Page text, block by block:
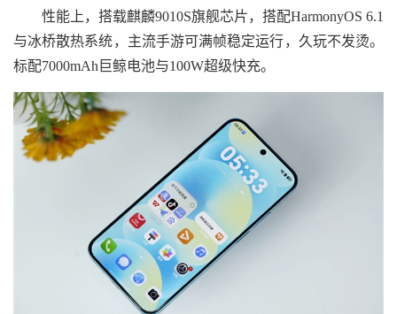
性能上，搭载麒麟9010S旗舰芯片，搭配HarmonyOS 6.1
与冰桥散热系统，主流手游可满帧稳定运行，久玩不发烫。
标配7000mAh巨鲸电池与100W超级快充。